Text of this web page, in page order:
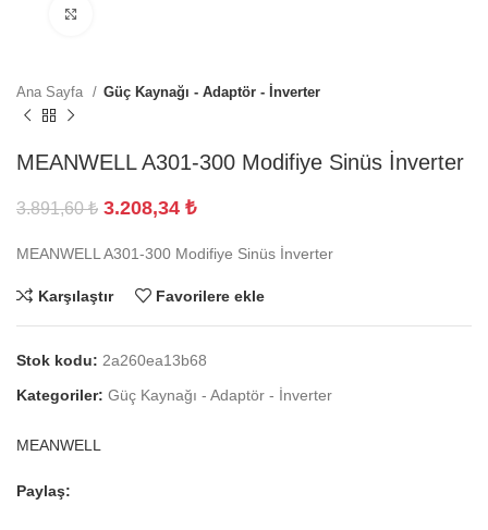
Ana Sayfa Güç Kaynağı - Adaptör - İnverter
MEANWELL A301-300 Modifiye Sinüs İnverter
3.891,60₺ 3.208,34 ₺
MEANWELL A301-300 Modifiye Sinüs İnverter
Karşılaştır Favorilere ekle
Stok kodu: 2a260ea13b68
Kategoriler: Güç Kaynağı - Adaptör - İnverter
MEANWELL
Paylaş: